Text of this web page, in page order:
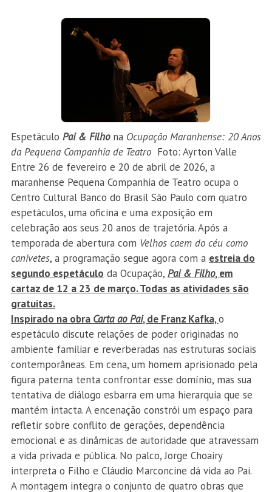
Espetáculo Pai & Filhona Ocupação Maranhense: 20 Anos
da Pequena Companhia de TeatroFoto: Ayrton Valle
Entre 26 de fevereiro e 20 de abril de 2026, a
maranhense Pequena Companhia de Teatro ocupa o
Centro Cultural Banco do Brasil São Paulo com quatro
espetáculos, uma oficina e uma exposição em
celebração aos seus 20 anos de trajetória. Após a
temporada de abertura com Velhos caem do céu como
canivetes, a programação segue agora com a estreia do
segundo espetáculo da Ocupação, Pai & Filho, em
cartaz de 12 a 23 de março. Todas as atividades são
gratuitas.
Inspirado na obra Carta ao Pai, de Franz Kafka,o
espetáculo discute relações de poder originadas no
ambiente familiar e reverberadas nas estruturas sociais
contemporâneas. Em cena, um homem aprisionado pela
figura paterna tenta confrontar esse domínio, mas sua
tentativa de diálogo esbarra em uma hierarquia que se
mantém intacta. A encenação constrói um espaço para
refletir sobre conflito de gerações, dependência
emocional e as dinâmicas de autoridade que atravessam
a vida privada e pública. No palco, Jorge Choairy
interpreta o Filho e Cláudio Marconcine dá vida ao Pai.
A montagem integra o conjunto de quatro obras que